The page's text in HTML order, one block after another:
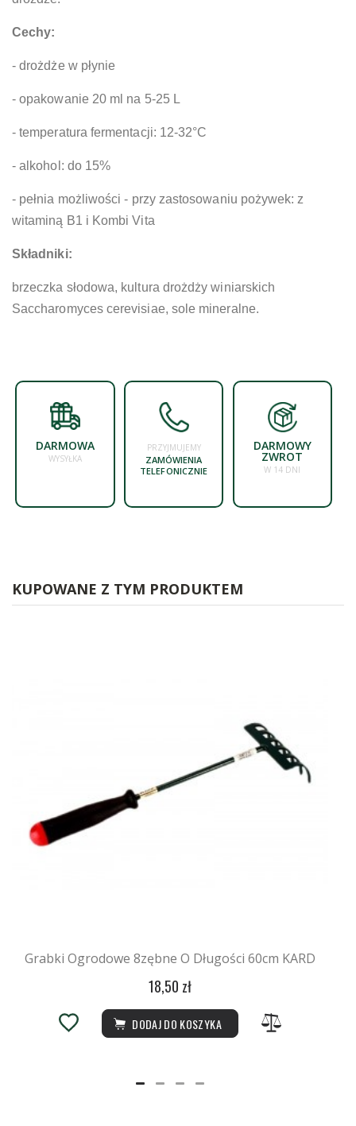
Cechy:
- drożdże w płynie
- opakowanie 20 ml na 5-25 L
- temperatura fermentacji: 12-32°C
- alkohol: do 15%
- pełnia możliwości - przy zastosowaniu pożywek: z
witaminą B1 i Kombi Vita
Składniki:
brzeczka słodowa, kultura drożdży winiarskich
Saccharomyces cerevisiae, sole mineralne.
DARMOWA
WYSYŁKA
PRZYJMUJEMY
ZAMÓWIENIA
TELEFONICZNIE
DARMOWY
ZWROT
W 14 DNI
KUPOWANE Z TYM PRODUKTEM
Grabki Ogrodowe 8zębne O Długości 60cm KARD
18,50 zł
DODAJ DO KOSZYKA